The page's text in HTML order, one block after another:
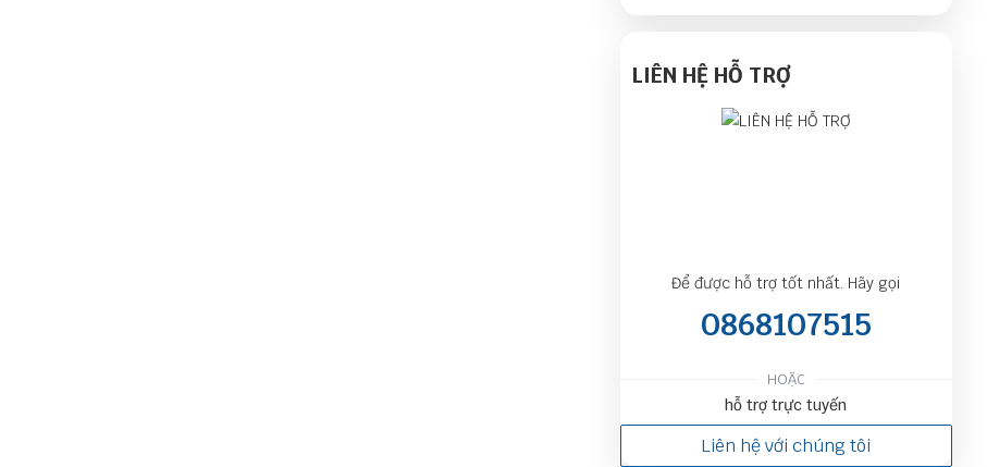
LIÊN HỆ HỖ TRỢ
Để được hỗ trợ tốt nhất. Hãy gọi
0868107515
HOẶC
hỗ trợ trực tuyến
Liên hệ với chúng tôi